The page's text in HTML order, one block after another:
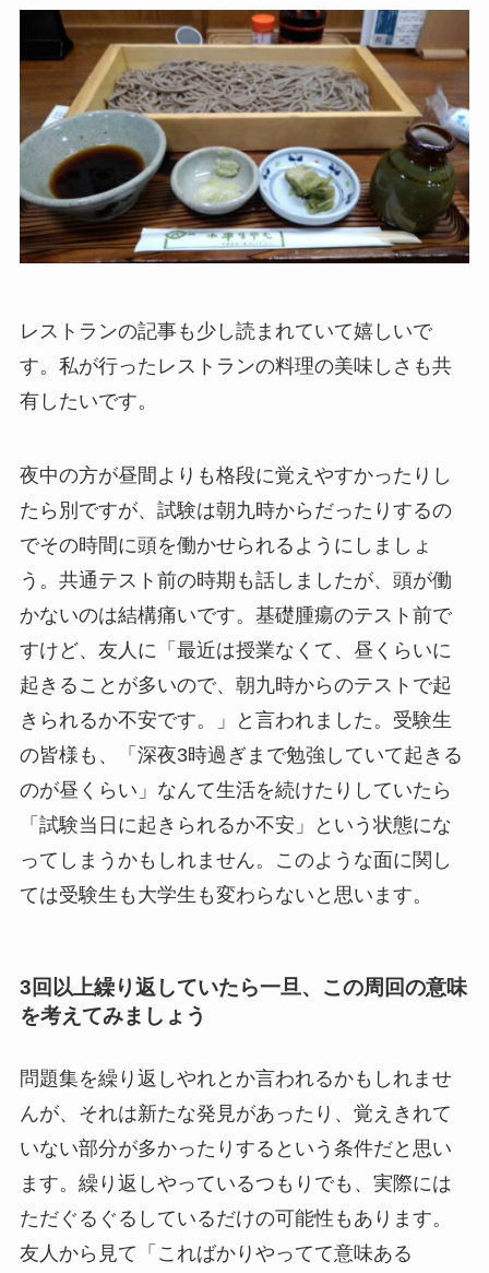
レストランの記事も少し読まれていて嬉しいで
す。私が行ったレストランの料理の美味しさも共
有したいです。
夜中の方が昼間よりも格段に覚えやすかったりし
たら別ですが、試験は朝九時からだったりするの
でその時間に頭を働かせられるようにしましょ
う。共通テスト前の時期も話しましたが、頭が働
かないのは結構痛いです。基礎腫瘍のテスト前で
すけど、友人に「最近は授業なくて、昼くらいに
起きることが多いので、朝九時からのテストで起
きられるか不安です。」と言われました。受験生
の皆様も、「深夜3時過ぎまで勉強していて起きる
のが昼くらい」なんて生活を続けたりしていたら
「試験当日に起きられるか不安」という状態にな
ってしまうかもしれません。このような面に関し
ては受験生も大学生も変わらないと思います。
3回以上繰り返していたら一旦、この周回の意味
を考えてみましょう
問題集を繰り返しやれとか言われるかもしれませ
んが、それは新たな発見があったり、覚えきれて
いない部分が多かったりするという条件だと思い
ます。繰り返しやっているつもりでも、実際には
ただぐるぐるしているだけの可能性もあります。
友人から見て「こればかりやってて意味ある